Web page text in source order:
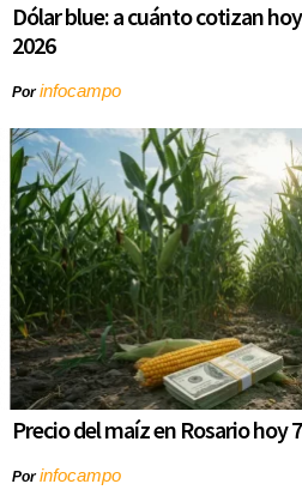
Dólar blue: a cuánto cotizan
2026
Porinfocampo
Precio del maíz en Rosario hoy
Porinfocampo